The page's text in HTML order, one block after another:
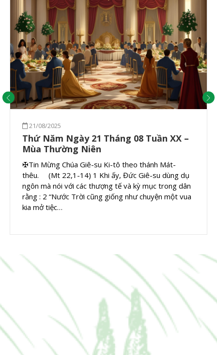
21/08/2025
Thứ Năm Ngày 21 Tháng 08 Tuần XX –
Mùa Thường Niên
✠Tin Mừng Chúa Giê-su Ki-tô theo thánh Mát-
thêu. (Mt 22,1-14) 1 Khi ấy, Đức Giê-su dùng dụ
ngôn mà nói với các thượng tế và kỳ mục trong dân
rằng : 2 “Nước Trời cũng giống như chuyện một vua
kia mở tiệc…